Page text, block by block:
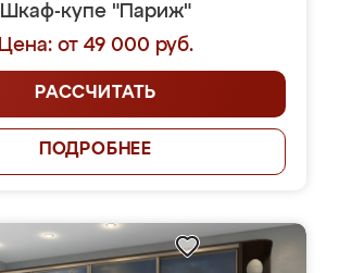
Шкаф-купе "Париж"
Цена: от 49 000 руб.
РАССЧИТАТЬ
ПОДРОБНЕЕ